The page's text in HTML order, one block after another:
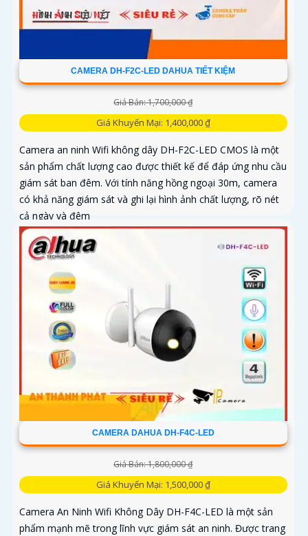
CAMERA DH-F2C-LED DAHUA TIẾT KIỆM
Giá Bán: 1,700,000 ₫
Giá Khuyến Mại: 1,400,000 ₫
Camera an ninh Wifi không dây DH-F2C-LED CMOS là một
sản phẩm chất lượng cao được thiết kế để đáp ứng nhu cầu
giám sát ban đêm. Với tính năng hồng ngoại 30m, camera
có khả năng giám sát và ghi lại hình ảnh chất lượng, rõ nét
cả ngày và đêm
CAMERA DAHUA DH-F4C-LED
Giá Bán: 1,800,000 ₫
Giá Khuyến Mại: 1,500,000 ₫
Camera An Ninh Wifi Không Dây DH-F4C-LED là một sản
phẩm mạnh mẽ trong lĩnh vực giám sát an ninh. Được trang